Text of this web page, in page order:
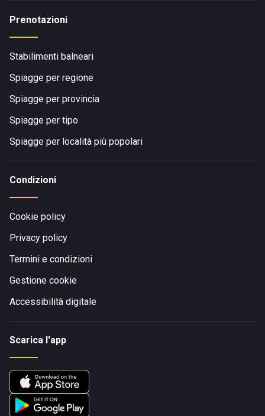
Prenotazioni
Stabilimenti balneari
Spiagge per regione
Spiagge per provincia
Spiagge per tipo
Spiagge per località più popolari
Condizioni
Cookie policy
Privacy policy
Termini e condizioni
Gestione cookie
Accessibilità digitale
Scarica l'app